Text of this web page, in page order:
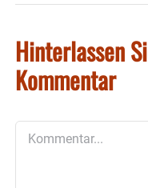
Hinterlassen
Kommentar